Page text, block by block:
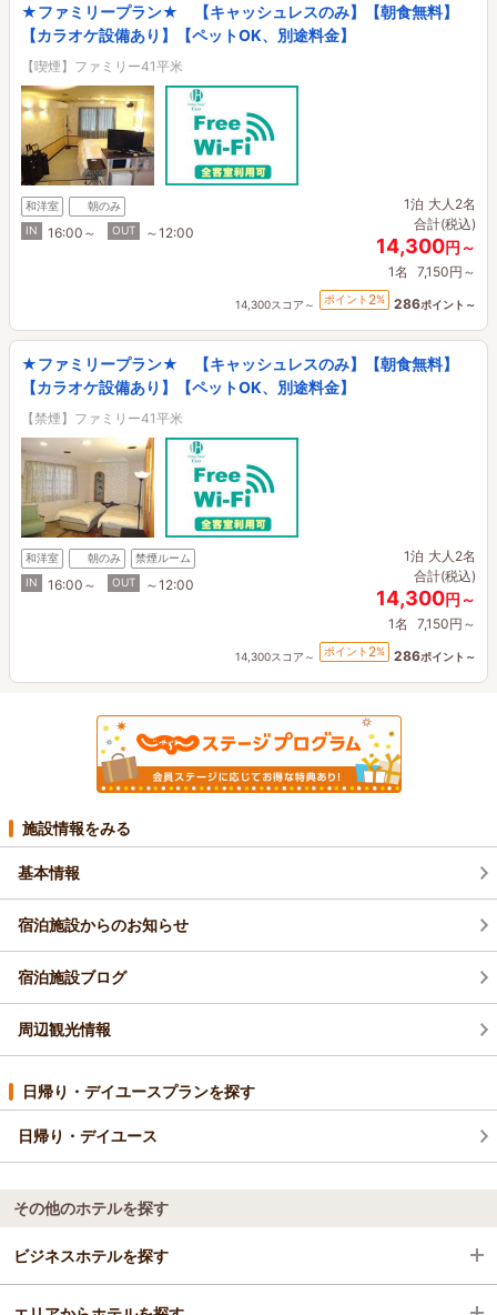
★ファミリープラン★ 【キャッシュレスのみ】【朝食無料】
【カラオケ設備あり】【ペットOK、別途料金】
【喫煙】ファミリー41平米
和洋室
朝のみ
IN
16:00～ OUT ～12:00
1泊 大人2名
合計(税込)
14,300円～
1名 7,150円～
14,300スコア～ ポイント 2% 286ポイント～
★ファミリープラン★ 【キャッシュレスのみ】【朝食無料】
【カラオケ設備あり】【ペットOK、別途料金】
【禁煙】ファミリー41平米
和洋室 朝のみ
禁煙ルーム
IN
16:00～ OUT ～12:00
1泊 大人2名
合計(税込)
14,300円～
1名 7,150円～
14,300スコア～ ポイント 2% 286ポイント～
施設情報をみる
基本情報
宿泊施設からのお知らせ
宿泊施設ブログ
周辺観光情報
日帰り・デイユースプランを探す
日帰り・デイユース
その他のホテルを探す
ビジネスホテルを探す